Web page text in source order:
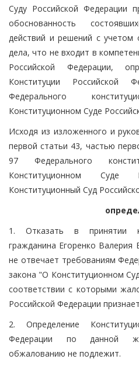
Суду Российской Федерации
обоснованность
действий и решений с учетом
дела, что не входит в
Российской Федерации,
Конституции
Федерального
Конституционном Суде
Исходя из изложенного и
первой статьи 43, частью
97 Федерального
Конституционном Суде
Конституционный Суд
1. Отказать в принятии
гражданина Егоренко Валерия
не отвечает требованиям
закона "О Конституционном
соответствии с которыми
Российской Федерации
2. Определение
Федерации по данной
обжалованию не подлежит.